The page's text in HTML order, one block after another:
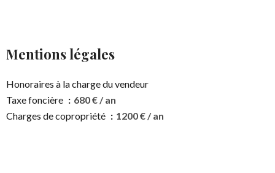
Mentions légales
Honoraires à la charge du vendeur
Taxe foncière
680 € / an
Charges de copropriété
1200 € / an